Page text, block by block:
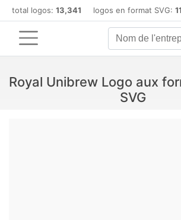
total logos: 13,341 logos en format SVG:
Royal Unibrew Logo aux
SVG